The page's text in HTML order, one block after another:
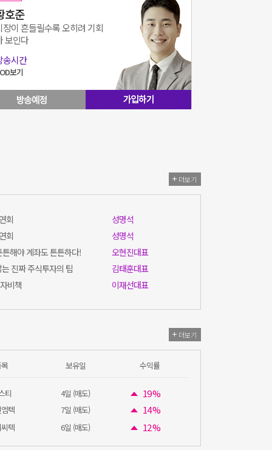
호준
장이 흔들릴수록 오히려 기회
보인다
송시간
보기
더보기
회
성명석
회
성명석
해야 계좌도 튼튼하다!
오현진대표
진짜 주식투자의 팁
김태훈대표
비책
이재선대표
더보기
보유일 수익률
티 4일 (매도) 19 %
텍 7일 (매도) 14 %
텍 6일 (매도) 12 %